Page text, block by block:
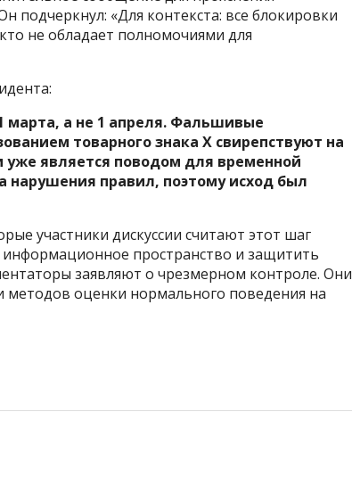
«Для контекста: все блокировки
не обладает полномочиями для
марта, а не 1 апреля. Фальшивые
товарного знака X свирепствуют на
уже является поводом для временной
нарушения правил, поэтому исход был
участники дискуссии считают этот шаг
пространство и защитить
заявляют о чрезмерном контроле. Они
оценки нормального поведения на